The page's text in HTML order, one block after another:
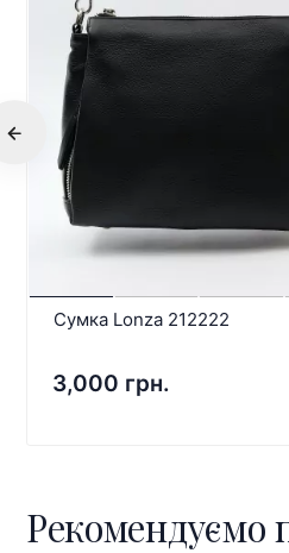
Сумка Lonza 212222
3,000 грн.
Рекомендуємо